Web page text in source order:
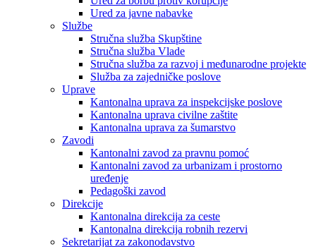
Ured za javne nabavke
Službe
Stručna služba Skupštine
Stručna služba Vlade
Stručna služba za razvoj i međunarodne projekte
Služba za zajedničke poslove
Uprave
Kantonalna uprava za inspekcijske poslove
Kantonalna uprava civilne zaštite
Kantonalna uprava za šumarstvo
Zavodi
Kantonalni zavod za pravnu pomoć
Kantonalni zavod za urbanizam i prostorno
uređenje
Pedagoški zavod
Direkcije
Kantonalna direkcija za ceste
Kantonalna direkcija robnih rezervi
Sekretarijat za zakonodavstvo